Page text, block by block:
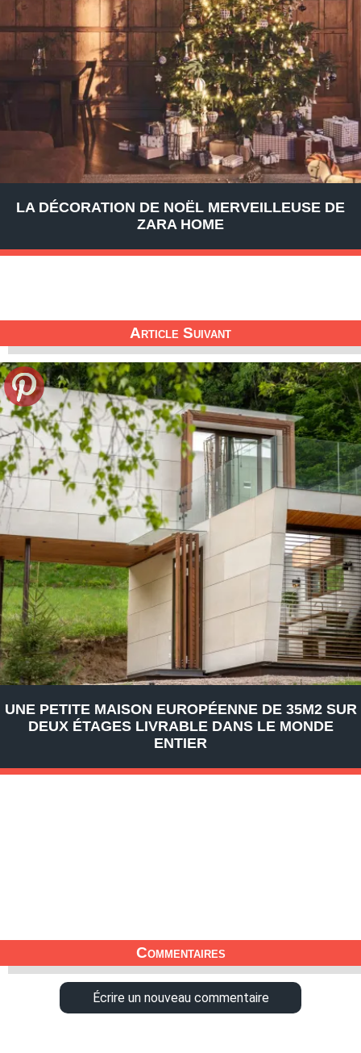
LA DÉCORATION DE NOËL MERVEILLEUSE DE
ZARA HOME
Article Suivant
UNE PETITE MAISON EUROPÉENNE DE 35M2 SUR
DEUX ÉTAGES LIVRABLE DANS LE MONDE
ENTIER
Commentaires
Écrire un nouveau commentaire